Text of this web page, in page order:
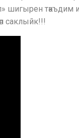
тәкъдим
саклыйк!!!